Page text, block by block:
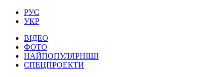
РУС
УКР
ВІДЕО
ФОТО
НАЙПОПУЛЯРНІШІ
СПЕЦПРОЕКТИ